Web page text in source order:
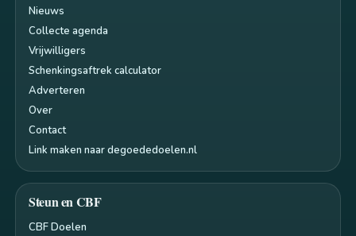
Nieuws
Collecte agenda
Vrijwilligers
Schenkingsaftrek calculator
Adverteren
Over
Contact
Link maken naar degoededoelen.nl
Steun en CBF
CBF Doelen